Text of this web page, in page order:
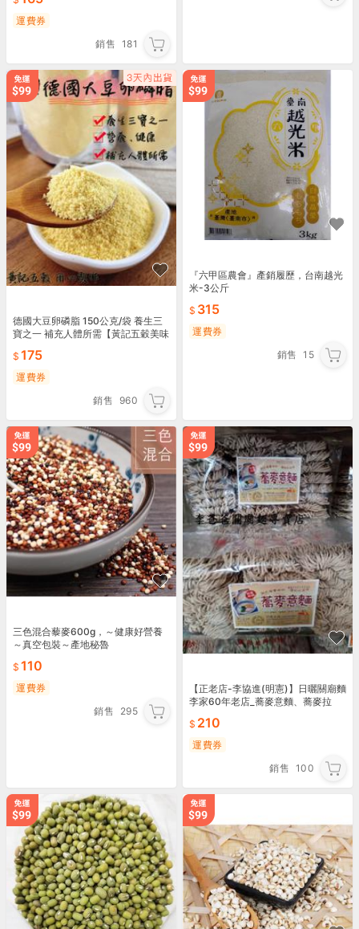
運費券
銷售 181
德國大豆卵磷脂 150公克/袋 養生三
寶之一 補充人體所需【黃記五穀美味
175
運費券
銷售
960
『六甲區農會』產銷履歷，台南越光
米-3公斤
315
運費券
銷售 15
三色混合藜麥600g，～健康好營養
～真空包裝～產地秘魯
110
運費券
銷售
295
【正老店-李協進(明憲)】日曬關廟麵
李家60年老店_蕎麥意麵、蕎麥拉
包)210
運費券
銷售 100